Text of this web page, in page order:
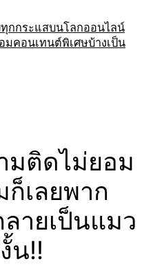
กกระแสบนโลกออนไลน์
มคอนเทนต์พิเศษบ้างเป็น
มติดไม่ยอม
เลยพาก
ายเป็นแมว
น!!